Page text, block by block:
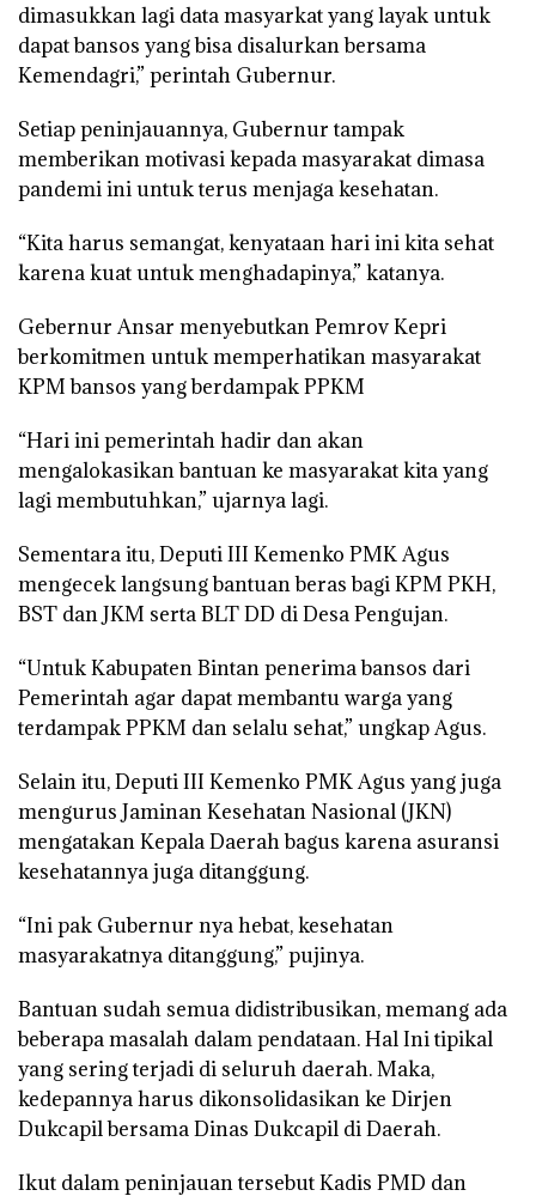
dimasukkan lagi data masyarkat yang layak untuk
dapat bansos yang bisa disalurkan bersama
Kemendagri,” perintah Gubernur.
Setiap peninjauannya, Gubernur tampak
memberikan motivasi kepada masyarakat dimasa
pandemi ini untuk terus menjaga kesehatan.
“Kita harus semangat, kenyataan hari ini kita sehat
karena kuat untuk menghadapinya,” katanya.
Gebernur Ansar menyebutkan Pemrov Kepri
berkomitmen untuk memperhatikan masyarakat
KPM bansos yang berdampak PPKM
“Hari ini pemerintah hadir dan akan
mengalokasikan bantuan ke masyarakat kita yang
lagi membutuhkan,” ujarnya lagi.
Sementara itu, Deputi III Kemenko PMK Agus
mengecek langsung bantuan beras bagi KPM PKH,
BST dan JKM serta BLT DD di Desa Pengujan.
“Untuk Kabupaten Bintan penerima bansos dari
Pemerintah agar dapat membantu warga yang
terdampak PPKM dan selalu sehat,” ungkap Agus.
Selain itu, Deputi III Kemenko PMK Agus yang juga
mengurus Jaminan Kesehatan Nasional (JKN)
mengatakan Kepala Daerah bagus karena asuransi
kesehatannya juga ditanggung.
“Ini pak Gubernur nya hebat, kesehatan
masyarakatnya ditanggung,” pujinya.
Bantuan sudah semua didistribusikan, memang ada
beberapa masalah dalam pendataan. Hal Ini tipikal
yang sering terjadi di seluruh daerah. Maka,
kedepannya harus dikonsolidasikan ke Dirjen
Dukcapil bersama Dinas Dukcapil di Daerah.
Ikut dalam peninjauan tersebut Kadis PMD dan